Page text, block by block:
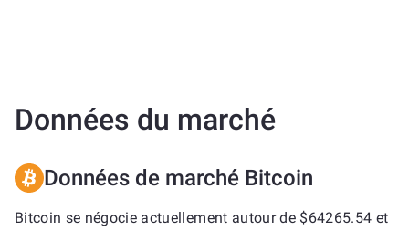
Données du marché
Données de marché Bitcoin
Bitcoin se négocie actuellement autour de $64265.54 et